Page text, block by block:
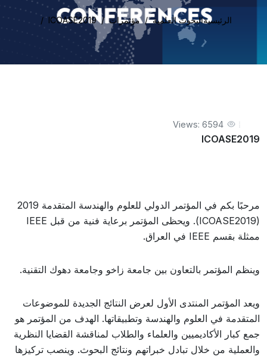
الرئيسيةالبحوث العلمية مؤتمرات ICOASE2019
Views: 6594
ICOASE2019
مرحبًا بكم في المؤتمر الدولي للعلوم والهندسة المتقدمة 2019
(ICOASE2019). ويحظى المؤتمر برعاية فنية من قبل IEEE
ممثلة بقسم IEEE في العراق.
وينظم المؤتمر بالتعاون بين جامعة زاخو وجامعة دهوك التقنية.
ويعد المؤتمر المنتدى الأول لعرض النتائج الجديدة للموضوعات
المتقدمة في العلوم والهندسة وتطبيقاتها. الهدف من المؤتمر هو
جمع كبار الأكاديميين والعلماء والطلاب لمناقشة القضايا النظرية
والعملية من خلال تبادل خبراتهم ونتائج البحوث. وينصب تركيزها